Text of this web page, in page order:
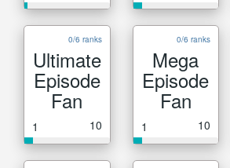
0/6 ranks
Ultimate
Episode
Fan
1 10
0/6 ranks
Mega
Episode
Fan
1 10